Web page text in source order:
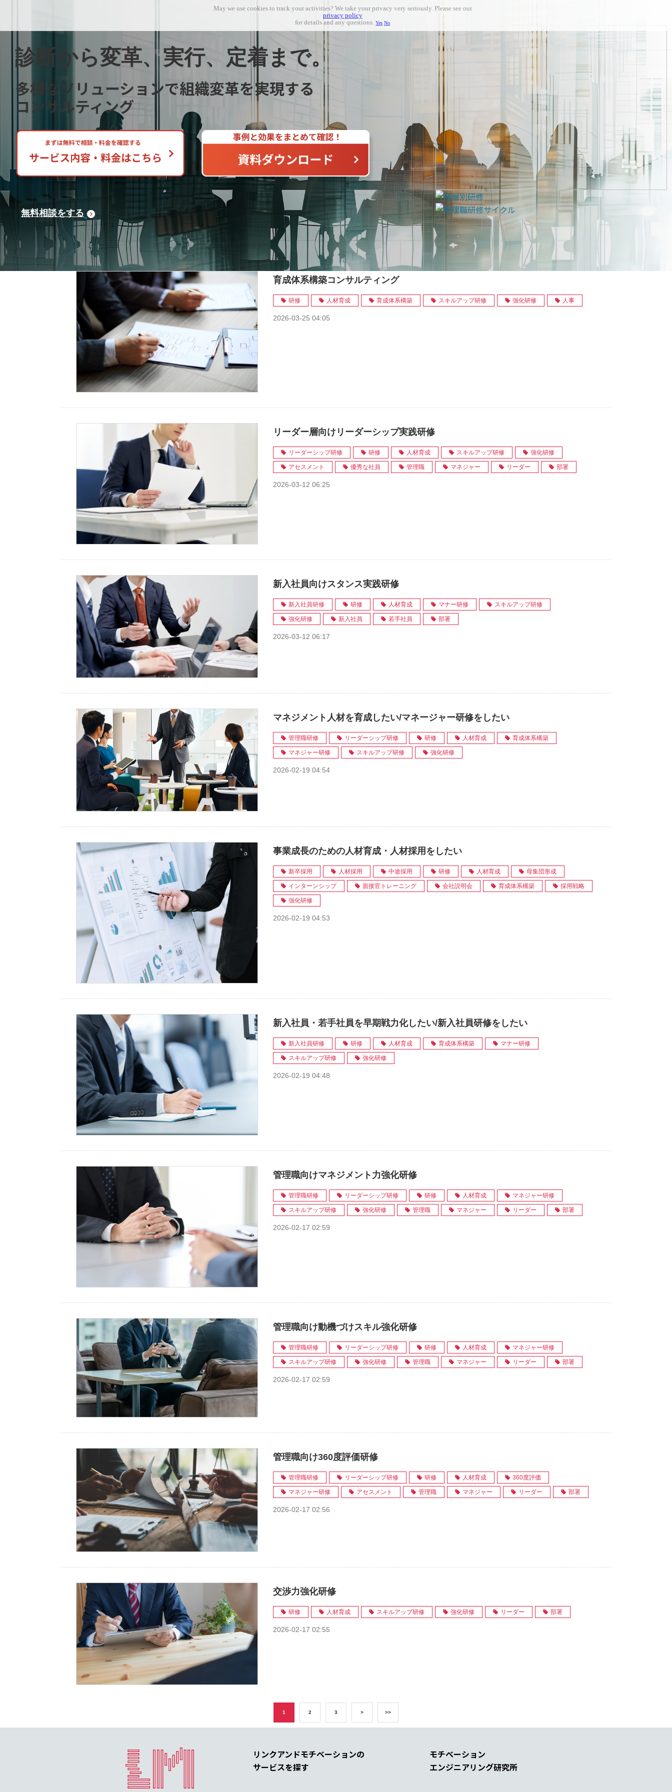
診断から変革、実行、定着まで。
多様なソリューションで組織変革を実現する
コンサルティング
無料相談をする
育成体系構築コンサルティング
研修 人材育成 育成体系構築 スキルアップ研修 強化研修 人事
2026-03-25 04:05
リーダー層向けリーダーシップ実践研修
リーダーシップ研修 研修 人材育成 スキルアップ研修 強化研修
アセスメント 優秀な社員 管理職 マネジャー リーダー 部署
2026-03-12 06:25
新入社員向けスタンス実践研修
新入社員研修 研修 人材育成 マナー研修 スキルアップ研修
強化研修 新入社員 若手社員 部署
2026-03-12 06:17
マネジメント人材を育成したい/マネージャー研修をしたい
管理職研修 リーダーシップ研修 研修 人材育成 育成体系構築
マネジャー研修 スキルアップ研修 強化研修
2026-02-19 04:54
事業成長のための人材育成・人材採用をしたい
新卒採用 人材採用 中途採用 研修 人材育成 母集団形成
インターンシップ 面接官トレーニング 会社説明会 育成体系構築 採用戦略
強化研修
2026-02-19 04:53
新入社員・若手社員を早期戦力化したい/新入社員研修をしたい
新入社員研修 研修 人材育成 育成体系構築 マナー研修
スキルアップ研修 強化研修
2026-02-19 04:48
管理職向けマネジメント力強化研修
管理職研修 リーダーシップ研修 研修 人材育成 マネジャー研修
スキルアップ研修 強化研修 管理職 マネジャー リーダー 部署
2026-02-17 02:59
管理職向け動機づけスキル強化研修
管理職研修 リーダーシップ研修 研修 人材育成 マネジャー研修
スキルアップ研修 強化研修 管理職 マネジャー リーダー 部署
2026-02-17 02:59
管理職向け360度評価研修
管理職研修 リーダーシップ研修 研修 人材育成 360度評価
マネジャー研修 アセスメント 管理職 マネジャー リーダー 部署
2026-02-17 02:56
交渉力強化研修
研修 人材育成 スキルアップ研修 強化研修 リーダー 部署
2026-02-17 02:55
1 2 3 > >>
リンクアンドモチベーションの
サービスを探す
モチベーション
エンジニアリング研究所
May we use cookies to track your activities? We take your privacy very seriously. Please see our
privacy policy
for details and any questions.Yes No